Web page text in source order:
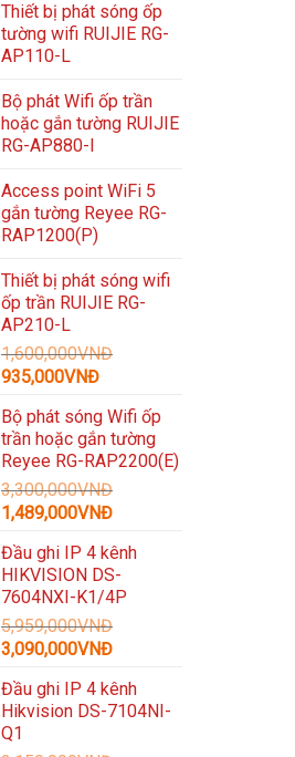
Thiết bị phát sóng ốp
tường wifi RUIJIE RG-
AP110-L
Bộ phát Wifi ốp trần
hoặc gắn tường RUIJIE
RG-AP880-I
Access point WiFi 5
gắn tường Reyee RG-
RAP1200(P)
Thiết bị phát sóng wifi
ốp trần RUIJIE RG-
AP210-L
1,600,000VNĐ
Giá
là:
1,600,000VNĐ.
935,000VNĐGiá
tại
là:
935,000VNĐ.
Bộ phát sóng Wifi ốp
trần hoặc gắn tường
Reyee RG-RAP2200(E)
3,300,000VNĐ
Giá
là:
3,300,000VNĐ.
1,489,000VNĐGiá
tại
là:
1,489,000VNĐ.
Đầu ghi IP 4 kênh
HIKVISION DS-
7604NXI-K1/4P
5,959,000VNĐ
Giá
là:
5,959,000VNĐ.
3,090,000VNĐGiá
tại
là:
Đầu ghi IP 4 kênh
Hikvision DS-7104NI-
Q1